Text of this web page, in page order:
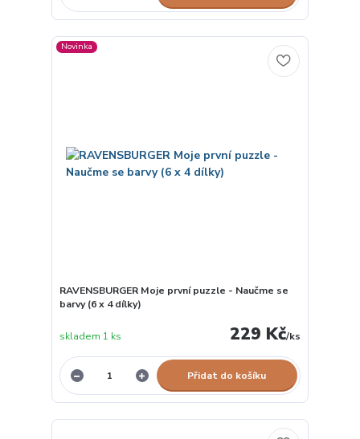
Novinka
RAVENSBURGER Moje první puzzle - Naučme se
barvy (6 x 4 dílky)
229 Kč/ks
skladem 1 ks
Přidat do košíku